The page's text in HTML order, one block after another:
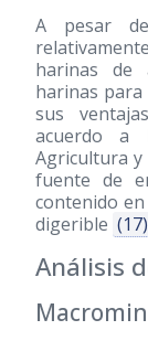
A pesar
harinas de
harinas
sus
acuerdo a
Agricultura y
fuente de
contenido
digerible (17)
Análisis